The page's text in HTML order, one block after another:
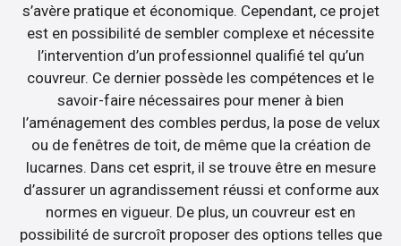
s’avère pratique et économique. Cependant, ce projet
est en possibilité de sembler complexe et nécessite
l’intervention d’un professionnel qualifié tel qu’un
couvreur. Ce dernier possède les compétences et le
savoir-faire nécessaires pour mener à bien
l’aménagement des combles perdus, la pose de velux
ou de fenêtres de toit, de même que la création de
lucarnes. Dans cet esprit, il se trouve être en mesure
d’assurer un agrandissement réussi et conforme aux
normes en vigueur. De plus, un couvreur est en
possibilité de surcroît proposer des options telles que